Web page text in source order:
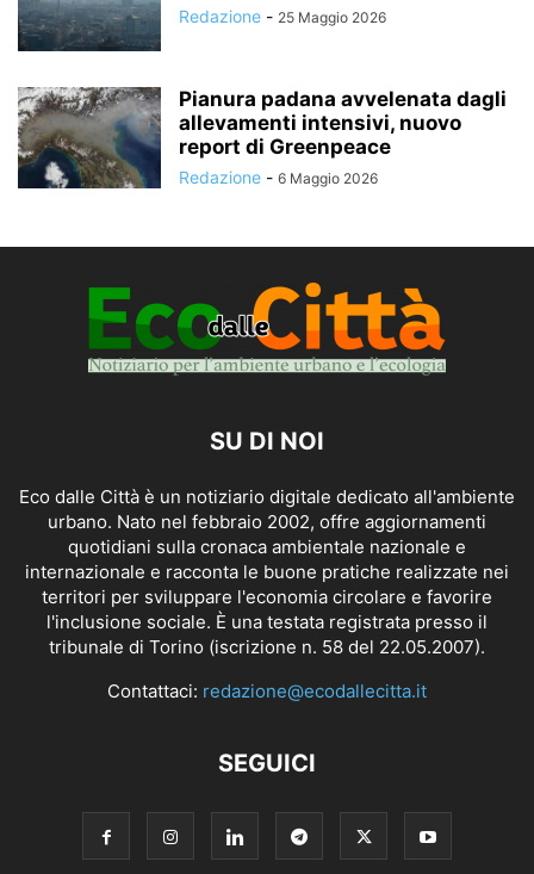
Redazione - 25 Maggio 2026
Pianura padana avvelenata dagli
allevamenti intensivi, nuovo
report di Greenpeace
Redazione - 6 Maggio 2026
SU DI NOI
Eco dalle Città è un notiziario digitale dedicato all'ambiente
urbano. Nato nel febbraio 2002, offre aggiornamenti
quotidiani sulla cronaca ambientale nazionale e
internazionale e racconta le buone pratiche realizzate nei
territori per sviluppare l'economia circolare e favorire
l'inclusione sociale. È una testata registrata presso il
tribunale di Torino (iscrizione n. 58 del 22.05.2007).
Contattaci: redazione@ecodallecitta.it
SEGUICI